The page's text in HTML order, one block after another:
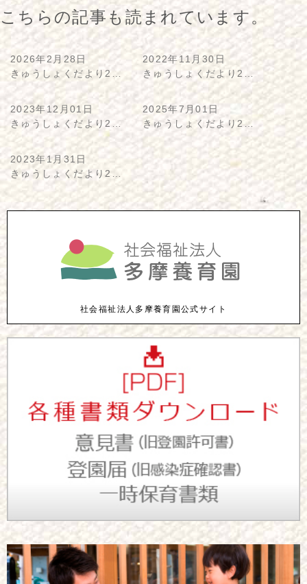
こちらの記事も読まれています。
2026年2月28日
きゅうしょくだより2…
2022年11月30日
きゅうしょくだより2…
2023年12月01日
きゅうしょくだより2…
2025年7月01日
きゅうしょくだより2…
2023年1月31日
きゅうしょくだより2…
社会福祉法人多摩養育園公式サイト